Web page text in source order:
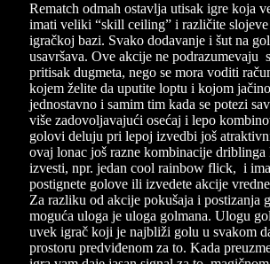
Rematch odmah ostavlja utisak igre koja
imati veliki “skill ceiling” i različite
igračkoj bazi. Svako dodavanje i šut na
usavršava. Ove akcije ne podrazumevaju
pritisak dugmeta, nego se mora voditi
kojem želite da uputite loptu i kojom
jednostavno i samim tim kada se potezi
više zadovoljavajući osećaj i lepo
golovi deluju pri lepoj izvedbi još
ovaj lonac još razne kombinacije driblinga
izvesti, npr. jedan cool rainbow flick, i
postignete golove ili izvedete akcije
Za razliku od akcije pokušaja i postizanja
moguća uloga je uloga golmana. Ulogu
uvek igrač koji je najbliži golu u svakom
prostoru predviđenom za to. Kada